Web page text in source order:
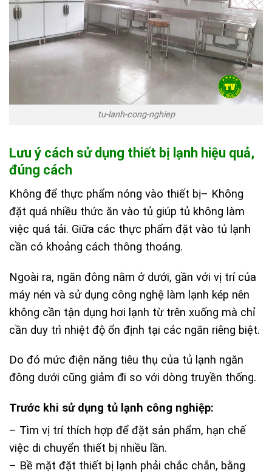
tu-lanh-cong-nghiep
Lưu ý cách sử dụng thiết bị lạnh hiệu quả,
đúng cách
Không để thực phẩm nóng vào thiết bị– Không
đặt quá nhiều thức ăn vào tủ giúp tủ không làm
việc quá tải. Giữa các thực phẩm đặt vào tủ lạnh
cần có khoảng cách thông thoáng.
Ngoài ra, ngăn đông nằm ở dưới, gần với vị trí của
máy nén và sử dụng công nghệ làm lạnh kép nên
không cần tận dụng hơi lạnh từ trên xuống mà chỉ
cần duy trì nhiệt độ ổn định tại các ngăn riêng biệt.
Do đó mức điện năng tiêu thụ của tủ lạnh ngăn
đông dưới cũng giảm đi so với dòng truyền thống.
Trước khi sử dụng tủ lạnh công nghiệp:
– Tìm vị trí thích hợp để đặt sản phẩm, hạn chế
việc di chuyển thiết bị nhiều lần.
– Bề mặt đặt thiết bị lạnh phải chắc chắn, bằng